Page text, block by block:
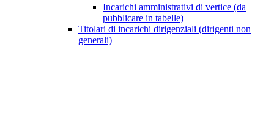
Incarichi amministrativi di vertice (da
pubblicare in tabelle)
Titolari di incarichi dirigenziali (dirigenti non
generali)